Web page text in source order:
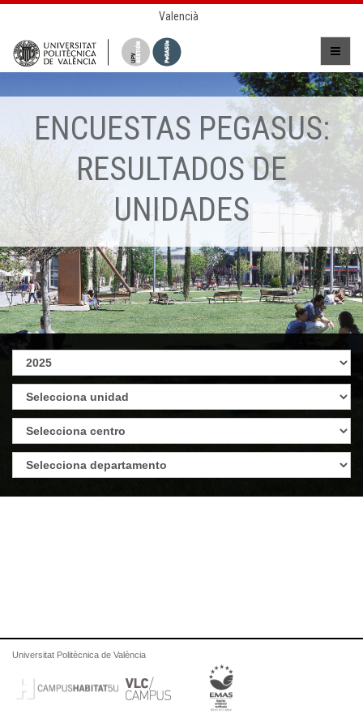
Valencià
ENCUESTAS PEGASUS:
RESULTADOS DE
UNIDADES
Universitat Politècnica de València